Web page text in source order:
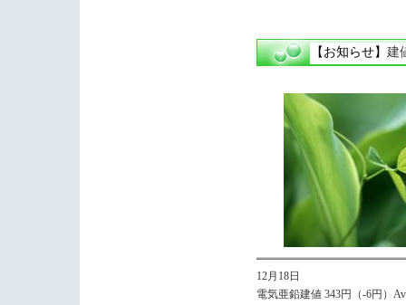
【お知らせ】 建
12月18日
電気亜鉛建値 343円（-6円）